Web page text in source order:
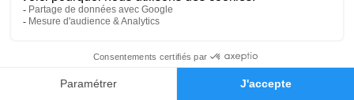
Faire-part Hommages
Église de Doubs
25300 Doubs
Je rends hommage